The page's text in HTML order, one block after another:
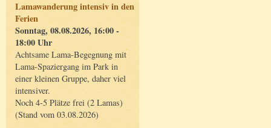
Lamawanderung intensiv in den
Ferien
Sonntag, 08.08.2026, 16:00 -
18:00 Uhr
Achtsame Lama-Begegnung mit
Lama-Spaziergang im Park in
einer kleinen Gruppe, daher viel
intensiver.
Noch 4-5 Plätze frei (2 Lamas)
(Stand vom 03.08.2026)